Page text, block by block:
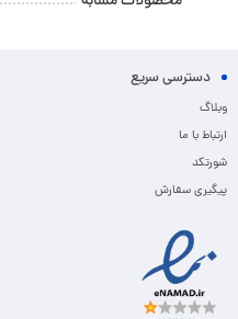
دسترسی سریع
وبلاگ
ارتباط با ما
شورتکد
پیگیری سفارش